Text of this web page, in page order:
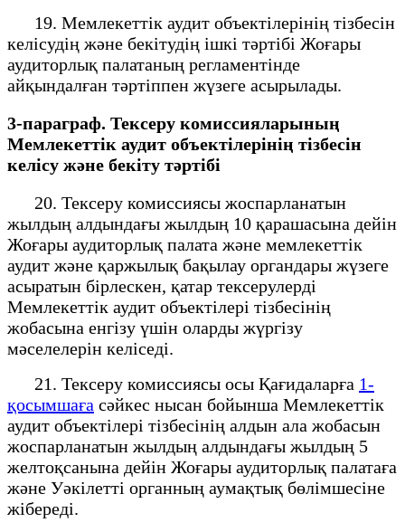
19. Мемлекеттік аудит объектілерінің тізбесін
келісудің және бекітудің ішкі тәртібі Жоғары
аудиторлық палатаның регламентінде
айқындалған тәртіппен жүзеге асырылады.
3-параграф. Тексеру комиссияларының
Мемлекеттік аудит объектілерінің тізбесін
келісу және бекіту тәртібі
20. Тексеру комиссиясы жоспарланатын
жылдың алдындағы жылдың 10 қарашасына дейін
Жоғары аудиторлық палата және мемлекеттік
аудит және қаржылық бақылау органдары жүзеге
асыратын бірлескен, қатар тексерулерді
Мемлекеттік аудит объектілері тізбесінің
жобасына енгізу үшін оларды жүргізу
мәселелерін келіседі.
21. Тексеру комиссиясы осы Қағидаларға 1-
қосымшаға сәйкес нысан бойынша Мемлекеттік
аудит объектілері тізбесінің алдын ала жобасын
жоспарланатын жылдың алдындағы жылдың 5
желтоқсанына дейін Жоғары аудиторлық палатаға
және Уәкілетті органның аумақтық бөлімшесіне
жібереді.